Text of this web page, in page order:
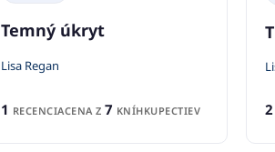
Temný úkryt
Lisa Regan
1 RECENCIACENA Z 7 KNÍHKUPECTIEV 2